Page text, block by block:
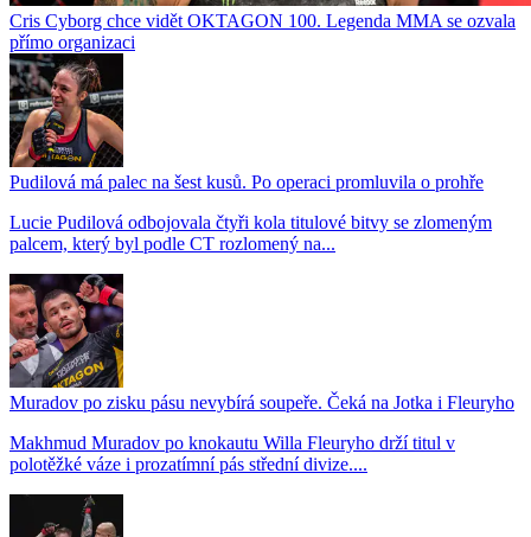
Cris Cyborg chce vidět OKTAGON 100. Legenda MMA se ozvala
přímo organizaci
Pudilová má palec na šest kusů. Po operaci promluvila o prohře
Lucie Pudilová odbojovala čtyři kola titulové bitvy se zlomeným
palcem, který byl podle CT rozlomený na...
Muradov po zisku pásu nevybírá soupeře. Čeká na Jotka i Fleuryho
Makhmud Muradov po knokautu Willa Fleuryho drží titul v
polotěžké váze i prozatímní pás střední divize....